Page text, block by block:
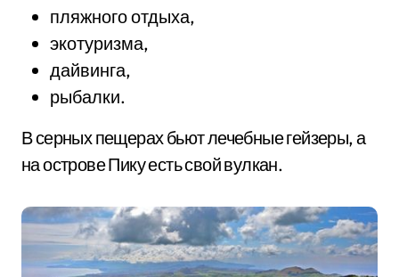
пляжного отдыха,
экотуризма,
дайвинга,
рыбалки.
В серных пещерах бьют лечебные гейзеры, а
на острове Пику есть свой вулкан.